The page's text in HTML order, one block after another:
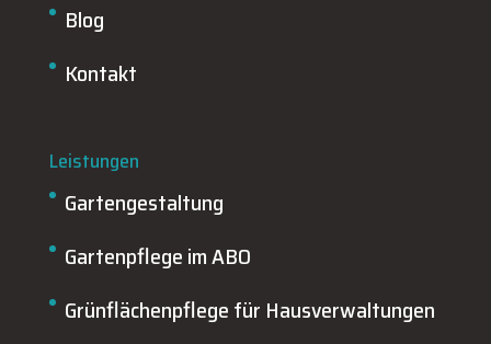
Blog
Kontakt
Leistungen
Gartengestaltung
Gartenpflege im ABO
Grünflächenpflege für Hausverwaltungen